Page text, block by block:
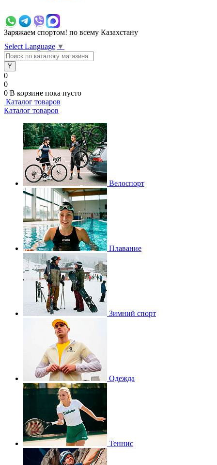
Заряжаем спортом! по всему Казахстану
Select Language ▼
0
0
0 В корзине пока пусто
Каталог товаров
Каталог товаров
Велоспорт
Плавание
Зимний спорт
Одежда
Теннис